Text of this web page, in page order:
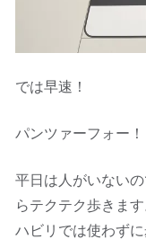
では早速！
パンツァーフォー！
平日は人がいない
らテクテク歩きま
ハビリでは使わず